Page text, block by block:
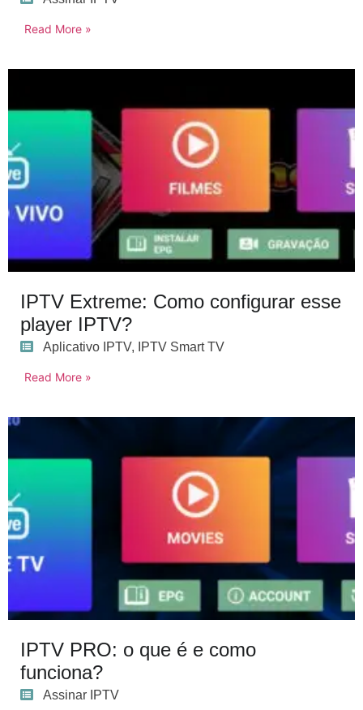
Read More »
IPTV Extreme: Como configurar esse
player IPTV?
Aplicativo IPTV, IPTV Smart TV
Read More »
IPTV PRO: o que é e como
funciona?
Assinar IPTV